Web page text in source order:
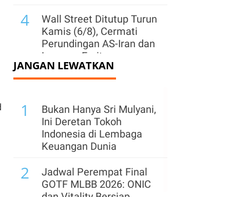
4
Wall Street Ditutup Turun
Kamis (6/8), Cermati
Perundingan AS-Iran dan
Laporan Emiten
5
IHSG Naik 0,71% ke
(7/8), Top Gainers:
Saham ISAT, INDY,
MBMA
IHSG Rebound 0,45% ke
Level 6.372 Jumat (7/8)
Pagi, Sentimen Domestik
Masih Positif
JANGAN LEWATKAN
1
Bukan Hanya Sri Mulyani,
Ini Deretan Tokoh
Indonesia di Lembaga
Keuangan Dunia
2
Jadwal Perempat Final
GOTF MLBB 2026: ONIC